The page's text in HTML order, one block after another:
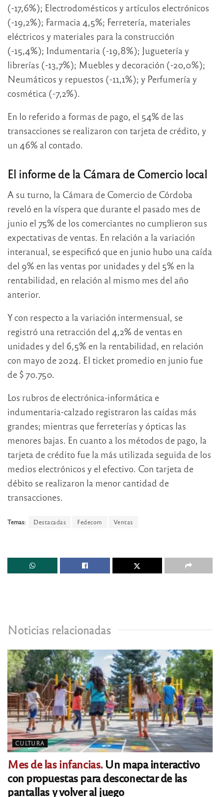
(-17,6%); Electrodomésticos y artículos electrónicos
(-19,2%); Farmacia 4,5%; Ferretería, materiales
eléctricos y materiales para la construcción
(-15,4%); Indumentaria (-19,8%); Juguetería y
librerías (-13,7%); Muebles y decoración (-20,0%);
Neumáticos y repuestos (-11,1%); y Perfumería y
cosmética (-7,2%).
En lo referido a formas de pago, el 54% de las
transacciones se realizaron con tarjeta de crédito, y
un 46% al contado.
El informe de la Cámara de Comercio local
A su turno, la Cámara de Comercio de Córdoba
reveló en la víspera que durante el pasado mes de
junio el 75% de los comerciantes no cumplieron sus
expectativas de ventas. En relación a la variación
interanual, se especificó que en junio hubo una caída
del 9% en las ventas por unidades y del 5% en la
rentabilidad, en relación al mismo mes del año
anterior.
Y con respecto a la variación intermensual, se
registró una retracción del 4,2% de ventas en
unidades y del 6,5% en la rentabilidad, en relación
con mayo de 2024. El ticket promedio en junio fue
de $ 70.750.
Los rubros de electrónica-informática e
indumentaria-calzado registraron las caídas más
grandes; mientras que ferreterías y ópticas las
menores bajas. En cuanto a los métodos de pago, la
tarjeta de crédito fue la más utilizada seguida de los
medios electrónicos y el efectivo. Con tarjeta de
débito se realizaron la menor cantidad de
transacciones.
Temas: Destacadas Fedecom Ventas
Noticias relacionadas
CULTURA
Mes de las infancias.Un mapa interactivo
con propuestas para desconectar de las
pantallas y volver al juego